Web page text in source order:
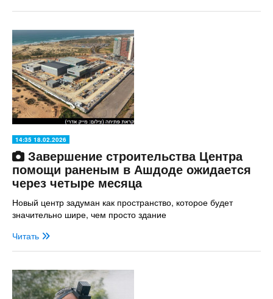
14:35 18.02.2026
Завершение строительства Центра
помощи раненым в Ашдоде ожидается
через четыре месяца
Новый центр задуман как пространство, которое будет
значительно шире, чем просто здание
Читать